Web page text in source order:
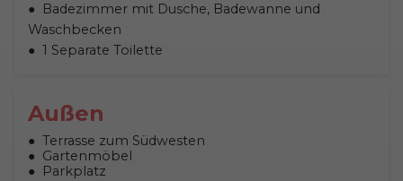
Badezimmer mit Dusche, Badewanne und
Waschbecken
1 Separate Toilette
Außen
Terrasse zum Südwesten
Gartenmöbel
Parkplatz